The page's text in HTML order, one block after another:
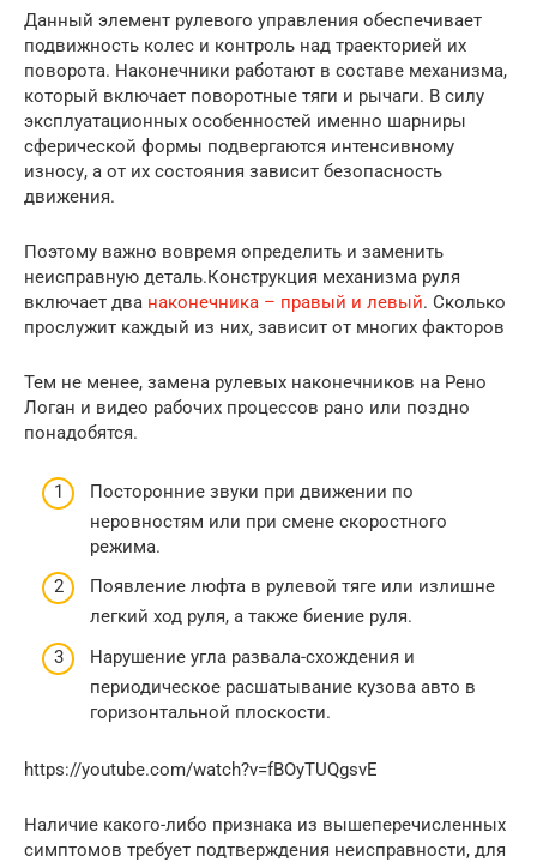
Данный элемент рулевого управления обеспечивает
подвижность колес и контроль над траекторией их
поворота. Наконечники работают в составе механизма,
который включает поворотные тяги и рычаги. В силу
эксплуатационных особенностей именно шарниры
сферической формы подвергаются интенсивному
износу, а от их состояния зависит безопасность
движения.
Поэтому важно вовремя определить и заменить
неисправную деталь.Конструкция механизма руля
включает два наконечника – правый и левый. Сколько
прослужит каждый из них, зависит от многих факторов
Тем не менее, замена рулевых наконечников на Рено
Логан и видео рабочих процессов рано или поздно
понадобятся.
Посторонние звуки при движении по
неровностям или при смене скоростного
режима.
Появление люфта в рулевой тяге или излишне
легкий ход руля, а также биение руля.
Нарушение угла развала-схождения и
периодическое расшатывание кузова авто в
горизонтальной плоскости.
https://youtube.com/watch?v=fBOyTUQgsvE
Наличие какого-либо признака из вышеперечисленных
симптомов требует подтверждения неисправности, для